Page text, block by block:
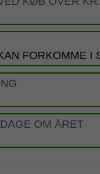
FORKOMME I
OM ÅRET